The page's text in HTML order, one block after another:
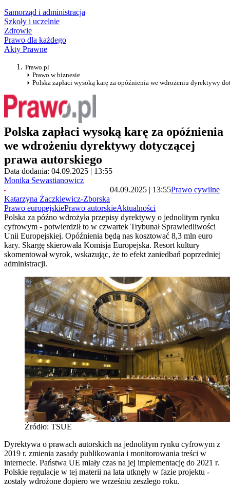
Samorząd i administracja
Szkoły i uczelnie
Zdrowie
Prawo dla każdego
Akty Prawne
Prawo.pl
Prawo w biznesie
Polska zapłaci wysoką karę za opóźnienia we wdrożeniu dyrektywy
Polska zapłaci wysoką karę za opóźnienia
we wdrożeniu dyrektywy dotyczącej
prawa autorskiego
Data dodania: 04.09.2025 | 13:55
Monika Sewastianowicz
Katarzyna Żaczkiewicz-Zborska
04.09.2025 | 13:55Prawo cywilne
Prawo europejskiePrawo autorskieAktualności
Polska za późno wdrożyła przepisy dyrektywy o jednolitym rynku
cyfrowym - potwierdził to w czwartek Trybunał Sprawiedliwości
Unii Europejskiej. Opóźnienia będą nas kosztować 8,3 mln euro
kary. Skargę skierowała Komisja Europejska. Resort kultury
skomentował wyrok, wskazując, że to efekt zaniedbań poprzedniej
administracji.
Źródło: TSUE
Dyrektywa o prawach autorskich na jednolitym rynku cyfrowym z
2019 r. zmienia zasady publikowania i monitorowania treści w
internecie. Państwa UE miały czas na jej implementację do 2021 r.
Polskie regulacje w tej materii na lata utknęły w fazie projektu -
zostały wdrożone dopiero we wrześniu zeszłego roku.